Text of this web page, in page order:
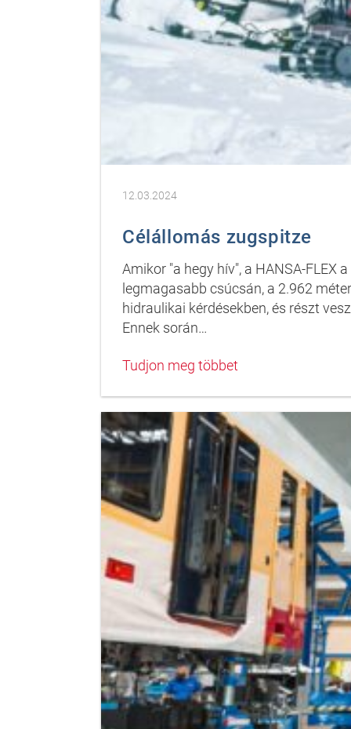
12.03.2024
Célállomás zugspitze
Amikor "a hegy hív", a HANSA-
legmagasabb csúcsán, a 2.962
hidraulikai kérdésekben, és részt
Ennek során…
Tudjon meg többet